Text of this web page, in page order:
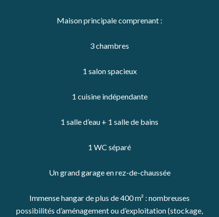
Maison principale comprenant :
3 chambres
1 salon spacieux
1 cuisine indépendante
1 salle d’eau + 1 salle de bains
1 WC séparé
Un grand garage en rez-de-chaussée
Immense hangar de plus de 400 m² : nombreuses
possibilités d’aménagement ou d’exploitation (stockage,